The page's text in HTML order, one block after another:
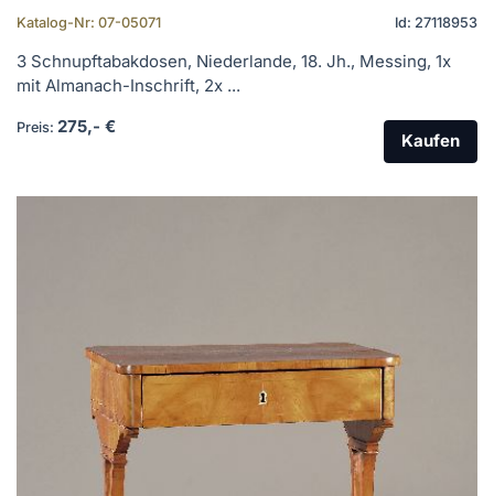
Katalog-Nr: 07-05071 Id: 27118953
3 Schnupftabakdosen, Niederlande, 18. Jh., Messing, 1x
mit Almanach-Inschrift, 2x ...
Preis: 275,- €
Kaufen